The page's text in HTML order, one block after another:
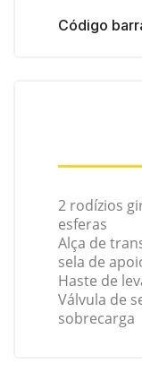
Código
2 rodízios
esferas
Alça de
sela de
Haste de
Válvula de
sobrecarga